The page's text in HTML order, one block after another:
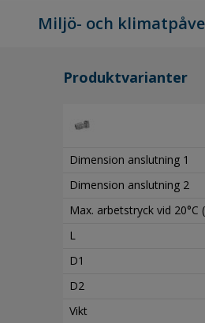
Miljö- och
Produktvarianter
Dimension anslutning 1
Dimension anslutning 2
Max. arbetstryck vid 20°C
L
D1
D2
Vikt